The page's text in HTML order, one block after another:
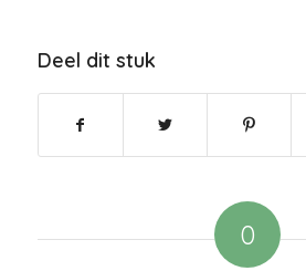
Deel dit stuk
0